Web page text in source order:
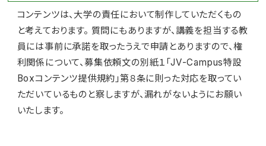
コンテンツは、大学の責任において制作していただくもの
と考えております。 質問にもありますが、講義を担当する教
員には事前に承諾を取ったうえで申請とありますので、権
利関係について、募集依頼文の別紙１「JV-Campus特設
Boxコンテンツ提供規約」第８条に則った対応を取ってい
ただいているものと察しますが、漏れがないようにお願い
いたします。